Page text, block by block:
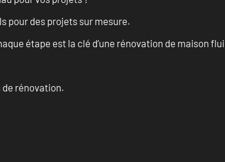
pour des projets sur mesure.
étape est la clé d’une rénovation de maison
rénovation.